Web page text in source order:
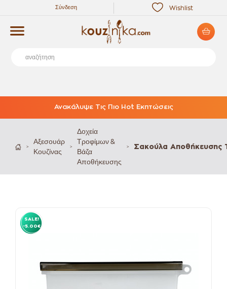
Wishlist
Σύνδεση
Ανακάλυψε Τις Πιο Hot Εκπτώσεις
>
Αξεσουάρ
Κουζίνας
>
Δοχεία
Τροφίμων &
Βάζα
Αποθήκευσης
> Σακούλα Αποθήκευσης
SALE!
-5.00€